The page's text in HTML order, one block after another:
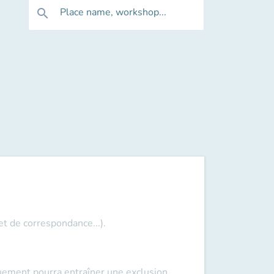
search Place name, workshop...
de correspondance...).